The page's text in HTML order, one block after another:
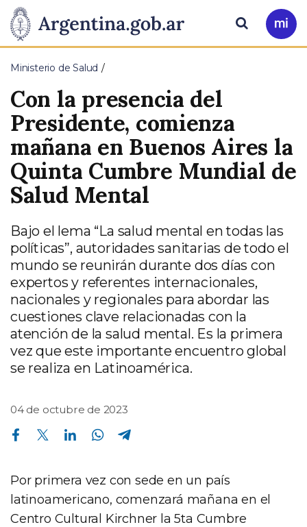
Presidencia
de
la
Nación
Pasar al contenido principal
Ir
a
Buscar
Ministerio de Salud
Con la presencia del
Presidente, comienza
mañana en Buenos Aires la
Quinta Cumbre Mundial de
Salud Mental
Bajo el lema “La salud mental en todas las
políticas”, autoridades sanitarias de todo el
mundo se reunirán durante dos días con
expertos y referentes internacionales,
nacionales y regionales para abordar las
cuestiones clave relacionadas con la
atención de la salud mental. Es la primera
vez que este importante encuentro global
se realiza en Latinoamérica.
04 de octubre de 2023
Compartir en Facebook Compartir en Twitter Compartir en Linkedin Compartir en Whatsapp
Por primera vez con sede en un país
latinoamericano, comenzará mañana en el
Centro Cultural Kirchner la 5ta Cumbre